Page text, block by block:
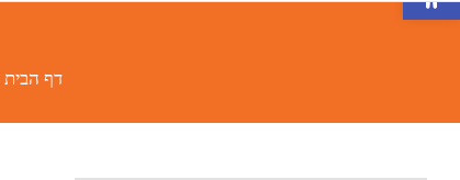
דף הבית